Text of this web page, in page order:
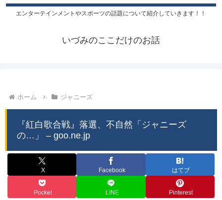
エンターテインメントやスポーツの話題について紹介していきます！！
いづみのここだけのお話
ホーム ジャニーズ
『紅白歌合戦』落選、不自然「ジャニーズ
の…」 – goo.ne.jp
X Facebook はてブ
Pocket LINE Pinterest